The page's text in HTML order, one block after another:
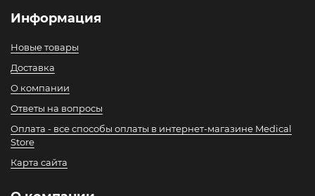
Информация
Новые товары
Доставка
О компании
Ответы на вопросы
Оплата - все способы оплаты в интернет-магазине Medical
Store
Карта сайта